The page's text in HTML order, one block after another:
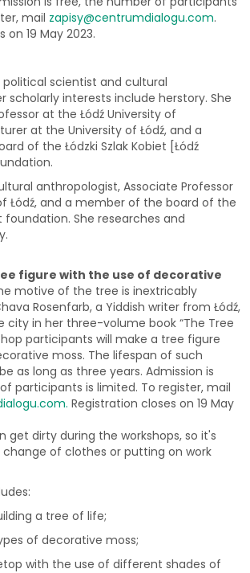
mail zapisy@centrumdialogu.com.
on 19 May 2023.
political scientist and cultural
scholarly interests include herstory. She
at the Łódź University of
at the University of Łódź, and a
of the Łódzki Szlak Kobiet [Łódź
anthropologist, Associate Professor
Łódź, and a member of the board of the
foundation. She researches and
figure with the use of decorative
motive of the tree is inextricably
Rosenfarb, a Yiddish writer from Łódź,
city in her three-volume book “The Tree
participants will make a tree figure
moss. The lifespan of such
as long as three years. Admission is
participants is limited. To register, mail
. Registration closes on 19 May
get dirty during the workshops, so it's
of clothes or putting on work
a tree of life;
of decorative moss;
with the use of different shades of